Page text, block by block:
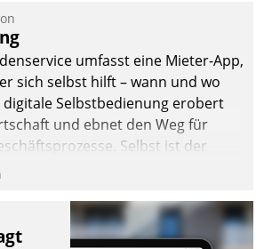
umfasst eine Mieter-App,
sich selbst hilft – wann und wo
Selbstbedienung erobert
und ebnet den Weg für
Selbst ist der
Serviceanbieter.